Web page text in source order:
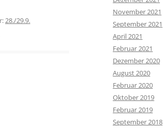
28./29.9.
November 2021
September 2021
April 2021
Februar 2021
Dezember 2020
August 2020
Februar 2020
Oktober 2019
Februar 2019
September 2018